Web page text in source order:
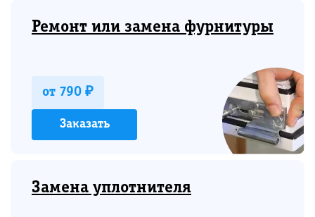
Ремонт или замена фурнитуры
от 790 ₽
Заказать
Замена уплотнителя